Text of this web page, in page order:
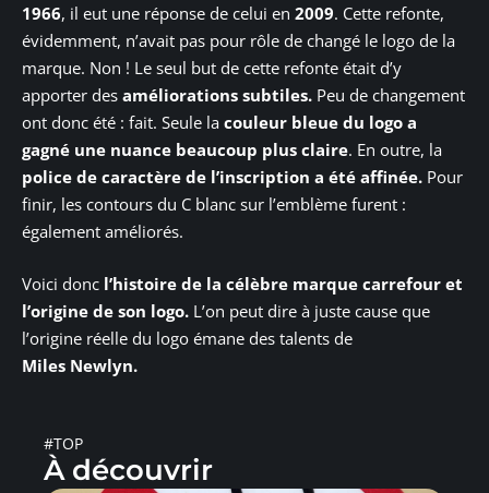
1966, il eut une réponse de celui en 2009. Cette refonte,
évidemment, n’avait pas pour rôle de changé le logo de la
marque. Non ! Le seul but de cette refonte était d’y
apporter des améliorations subtiles. Peu de changement
ont donc été : fait. Seule la couleur bleue du logo a
gagné une nuance beaucoup plus claire. En outre, la
police de caractère de l’inscription a été affinée. Pour
finir, les contours du C blanc sur l’emblème furent :
également améliorés.
Voici donc l’histoire de la célèbre marque carrefour et
l’origine de son logo. L’on peut dire à juste cause que
l’origine réelle du logo émane des talents de
Miles Newlyn.
#TOP
À découvrir